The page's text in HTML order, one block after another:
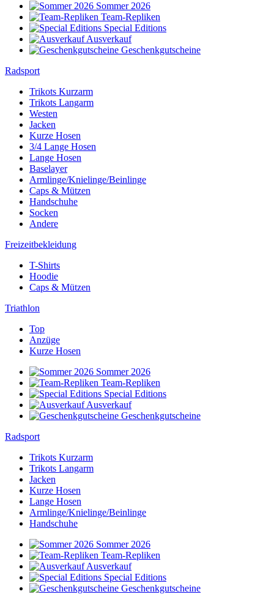
Sommer 2026
Team-Repliken
Special Editions
Ausverkauf
Geschenkgutscheine
Radsport
Trikots Kurzarm
Trikots Langarm
Westen
Jacken
Kurze Hosen
3/4 Lange Hosen
Lange Hosen
Baselayer
Armlinge/Knielinge/Beinlinge
Caps & Mützen
Handschuhe
Socken
Andere
Freizeitbekleidung
T-Shirts
Hoodie
Caps & Mützen
Triathlon
Top
Anzüge
Kurze Hosen
Sommer 2026
Team-Repliken
Special Editions
Ausverkauf
Geschenkgutscheine
Radsport
Trikots Kurzarm
Trikots Langarm
Jacken
Kurze Hosen
Lange Hosen
Armlinge/Knielinge/Beinlinge
Handschuhe
Sommer 2026
Team-Repliken
Ausverkauf
Special Editions
Geschenkgutscheine